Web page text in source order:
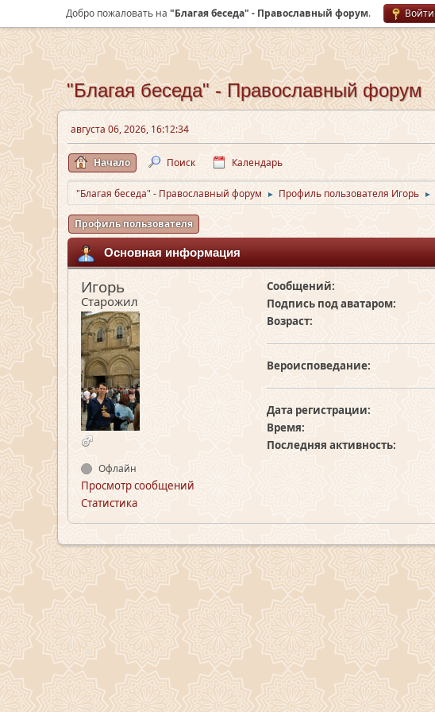
Добро пожаловать на "Благая беседа" - Православный форум. Войти
"Благая беседа" - Православный форум
августа 06, 2026, 16:12:34
Начало Поиск Календарь
"Благая беседа" - Православный форум ► Профиль пользователя Игорь ►
Профиль пользователя
Основная информация
Игорь
Старожил
Офлайн
Просмотр сообщений
Статистика
Сообщений:
Подпись под аватаром:
Возраст:
Вероисповедание:
Дата регистрации:
Время:
Последняя активность: